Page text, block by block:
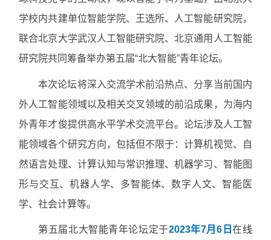
学校内共建单位智能学院、王选所、人工智能研究院，
联合北京大学武汉人工智能研究院、北京通用人工智能
研究院共同筹备举办第五届“北大智能”青年论坛。
本次论坛将深入交流学术前沿热点、分享当前国内
外人工智能领域以及相关交叉领域的前沿成果，为海内
外青年才俊提供高水平学术交流平台。论坛涉及人工智
能领域各个研究方向，包括但不限于：计算机视觉、自
然语言处理、计算认知与常识推理、机器学习、智能图
形与交互、机器人学、多智能体、数字人文、智能医
学、社会计算等。
第五届北大智能青年论坛定于2023年7月6日在线